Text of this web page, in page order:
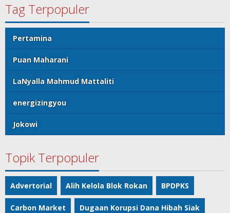
Tag Terpopuler
Pertamina
Puan Maharani
LaNyalla Mahmud Mattaliti
energizingyou
Jokowi
Topik Terpopuler
Advertorial Alih Kelola Blok Rokan BPDPKS
Carbon Market Dugaan Korupsi Dana Hibah Siak